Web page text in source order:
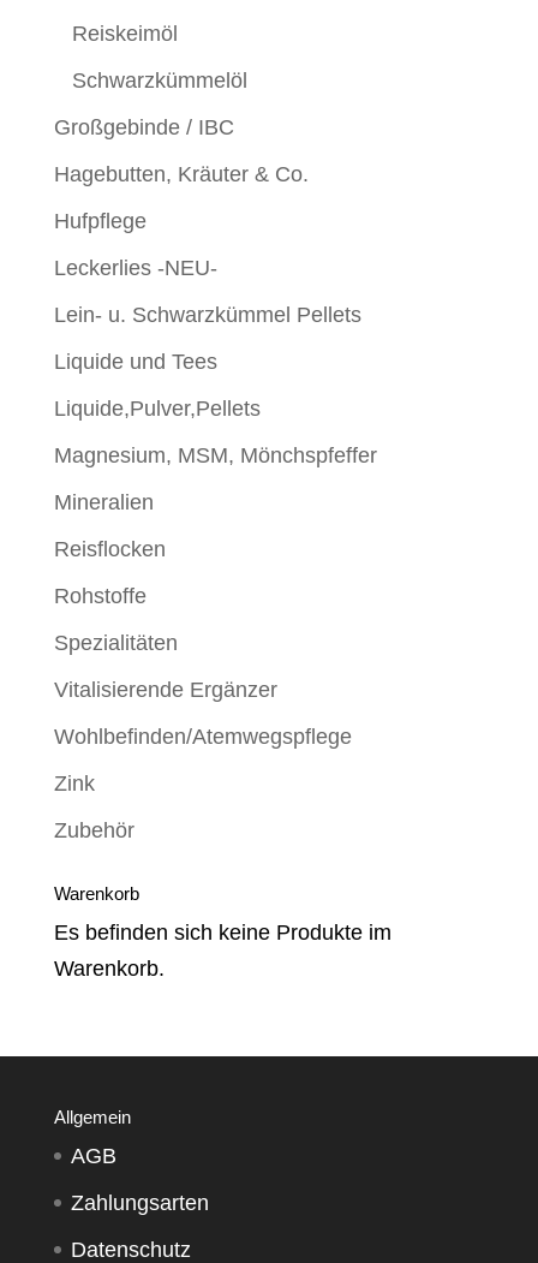
Reiskeimöl
Schwarzkümmelöl
Großgebinde / IBC
Hagebutten, Kräuter & Co.
Hufpflege
Leckerlies -NEU-
Lein- u. Schwarzkümmel Pellets
Liquide und Tees
Liquide,Pulver,Pellets
Magnesium, MSM, Mönchspfeffer
Mineralien
Reisflocken
Rohstoffe
Spezialitäten
Vitalisierende Ergänzer
Wohlbefinden/Atemwegspflege
Zink
Zubehör
Warenkorb
Es befinden sich keine Produkte im
Warenkorb.
Allgemein
AGB
Zahlungsarten
Datenschutz